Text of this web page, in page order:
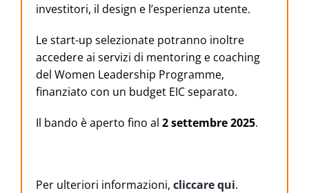
investitori, il design e l’esperienza utente.
Le start-up selezionate potranno inoltre
accedere ai servizi di mentoring e coaching
del Women Leadership Programme,
finanziato con un budget EIC separato.
Il bando è aperto fino al 2 settembre 2025.
Per ulteriori informazioni, cliccare qui.